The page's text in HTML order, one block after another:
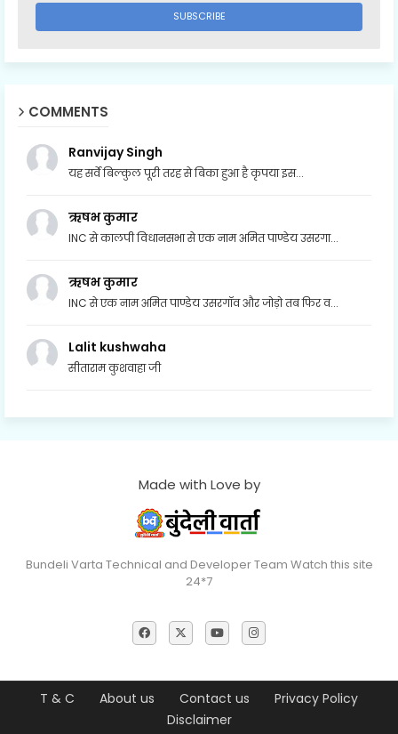
COMMENTS
Ranvijay Singh
यह सर्वे बिल्कुल पूरी तरह से बिका हुआ है कृपया इस...
ऋषभ कुमार
INC से कालपी विधानसभा से एक नाम अमित पाण्डेय उसरगा...
ऋषभ कुमार
INC से एक नाम अमित पाण्डेय उसरगॉव और जोड़ो तब फिर व...
Lalit kushwaha
सीताराम कुशवाहा जी
Made with Love by
Bundeli Varta Technical and Developer Team Watch this site
24*7
T & C About us Contact us
Privacy Policy
Disclaimer